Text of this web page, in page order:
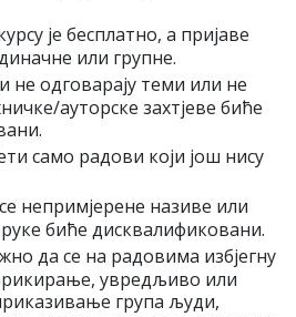
је бесплатно, а пријаве
или групне.
не одговарају теми или не
ауторске захтјеве биће
само радови који још нису
непримјерене називе или
биће дисквалификовани.
да се на радовима избјегну
увредљиво или
група људи,